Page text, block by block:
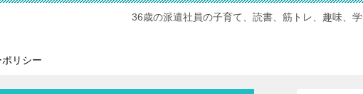
36歳の派遣社員の子育て、読書、筋トレ、趣味、学
リシー